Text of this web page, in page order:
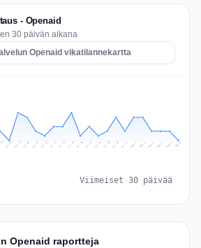
- Openaid
30 päivän aikana
Openaid vikatilannekartta
Jul 18 Jul 19 Jul 20 Jul 21 Jul 22 Jul 23 Jul 24 Jul 25 Jul 26 Jul 27 Jul 28 Jul 29 Jul 30 Jul 31 Aug 1 Aug 2 Aug 3 Aug 4 Aug 5 Aug 6
Viimeiset 30 päivää
Openaid raportteja